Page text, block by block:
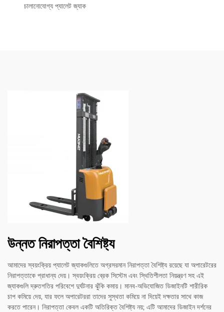
চালানোযোগ্য প্যালেট জ্যাক
উন্নত নিরাপত্তা বৈশিষ্ট্য
আমাদের স্বয়ংক্রিয় প্যালেট জ্যাকগুলিতে অগ্রসরমান নিরাপত্তা বৈশিষ্ট্য রয়েছে যা অপারেটরের
নিরাপত্তাকে প্রাধান্য দেয়। স্বয়ংক্রিয় ব্রেক সিস্টেম এবং স্থিতিশীলতা নিয়ন্ত্রণ সহ এই
জ্যাকগুলি দ্রুতগতির পরিবেশে দুর্ঘটনার ঝুঁকি কমায়। মানব-অভিযোজিত ডিজাইনটি শারীরিক
চাপ কমিয়ে দেয়, যার ফলে অপারেটররা তাদের সুস্থতা কমিয়ে না দিয়েই দক্ষতার সাথে কাজ
করতে পারেন। নিরাপত্তা কেবল একটি অতিরিক্ত বৈশিষ্ট্য নয়; এটি আমাদের ডিজাইন দর্শনের